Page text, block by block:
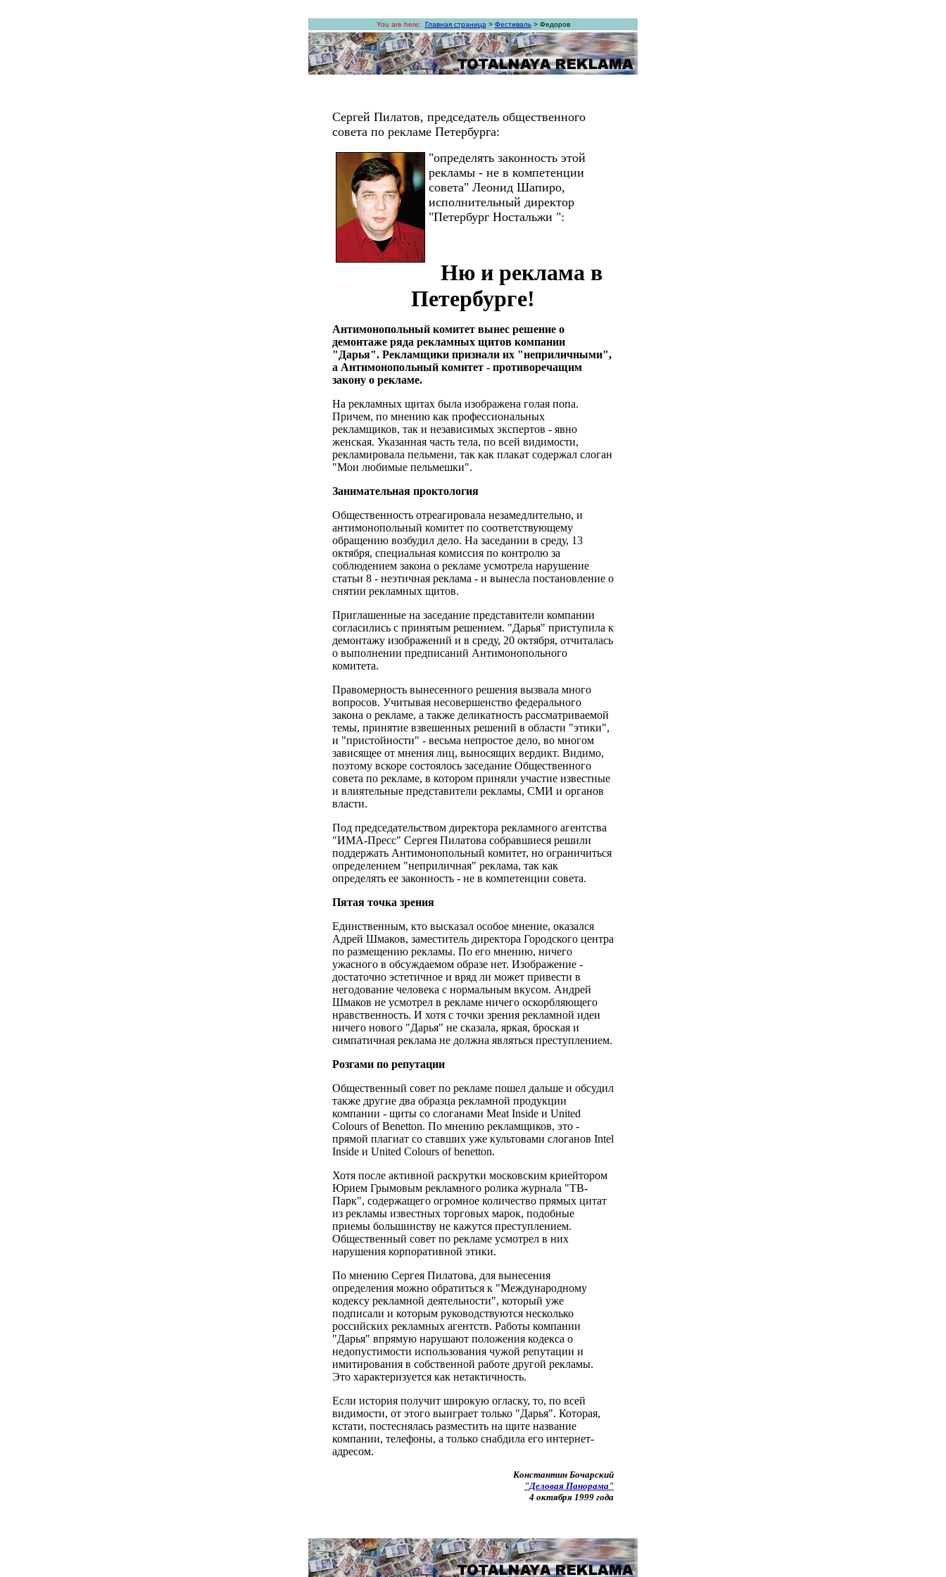
You are here: Главная страница > Фестиваль > Федоров
Сергей Пилатов, председатель общественного
совета по рекламе Петербурга:
"определять законность этой
рекламы - не в компетенции
совета" Леонид Шапиро,
исполнительный директор
"Петербург Ностальжи ":
Ню и реклама в
Петербурге!
Антимонопольный комитет вынес решение о
демонтаже ряда рекламных щитов компании
"Дарья". Рекламщики признали их "неприличными",
а Антимонопольный комитет - противоречащим
закону о рекламе.
На рекламных щитах была изображена голая попа.
Причем, по мнению как профессиональных
рекламщиков, так и независимых экспертов - явно
женская. Указанная часть тела, по всей видимости,
рекламировала пельмени, так как плакат содержал слоган
"Мои любимые пельмешки".
Занимательная проктология
Общественность отреагировала незамедлительно, и
антимонопольный комитет по соответствующему
обращению возбудил дело. На заседании в среду, 13
октября, специальная комиссия по контролю за
соблюдением закона о рекламе усмотрела нарушение
статьи 8 - неэтичная реклама - и вынесла постановление о
снятии рекламных щитов.
Приглашенные на заседание представители компании
согласились с принятым решением. "Дарья" приступила к
демонтажу изображений и в среду, 20 октября, отчиталась
о выполнении предписаний Антимонопольного
комитета.
Правомерность вынесенного решения вызвала много
вопросов. Учитывая несовершенство федерального
закона о рекламе, а также деликатность рассматриваемой
темы, принятие взвешенных решений в области "этики",
и "пристойности" - весьма непростое дело, во многом
зависящее от мнения лиц, выносящих вердикт. Видимо,
поэтому вскоре состоялось заседание Общественного
совета по рекламе, в котором приняли участие известные
и влиятельные представители рекламы, СМИ и органов
власти.
Под председательством директора рекламного агентства
"ИМА-Пресс" Сергея Пилатова собравшиеся решили
поддержать Антимонопольный комитет, но ограничиться
определением "неприличная" реклама, так как
определять ее законность - не в компетенции совета.
Пятая точка зрения
Единственным, кто высказал особое мнение, оказался
Адрей Шмаков, заместитель директора Городского центра
по размещению рекламы. По его мнению, ничего
ужасного в обсуждаемом образе нет. Изображение -
достаточно эстетичное и вряд ли может привести в
негодование человека с нормальным вкусом. Андрей
Шмаков не усмотрел в рекламе ничего оскорбляющего
нравственность. И хотя с точки зрения рекламной идеи
ничего нового "Дарья" не сказала, яркая, броская и
симпатичная реклама не должна являться преступлением.
Розгами по репутации
Общественный совет по рекламе пошел дальше и обсудил
также другие два образца рекламной продукции
компании - щиты со слоганами Meat Inside и United
Colours of Benetton. По мнению рекламщиков, это -
прямой плагиат со ставших уже культовами слоганов Intel
Inside и United Colours of benetton.
Хотя после активной раскрутки московским криейтором
Юрием Грымовым рекламного ролика журнала "ТВ-
Парк", содержащего огромное количество прямых цитат
из рекламы известных торговых марок, подобные
приемы большинству не кажутся преступлением.
Общественный совет по рекламе усмотрел в них
нарушения корпоративной этики.
По мнению Сергея Пилатова, для вынесения
определения можно обратиться к "Международному
кодексу рекламной деятельности", который уже
подписали и которым руководствуются несколько
российских рекламных агентств. Работы компании
"Дарья" впрямую нарушают положения кодекса о
недопустимости использования чужой репутации и
имитирования в собственной работе другой рекламы.
Это характеризуется как нетактичность.
Если история получит широкую огласку, то, по всей
видимости, от этого выиграет только "Дарья". Которая,
кстати, постеснялась разместить на щите название
компании, телефоны, а только снабдила его интернет-
адресом.
Константин Бочарский
"Деловая Панорама"
4 октября 1999 года